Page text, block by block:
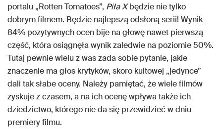
portalu „Rotten Tomatoes”, Piła Xbędzie nie tylko
dobrym filmem. Będzie najlepszą odsłoną serii! Wynik
84% pozytywnych ocen bije na głowę nawet pierwszą
część, która osiągnęła wynik zaledwie na poziomie 50%.
Tutaj pewnie wielu z was zada sobie pytanie, jakie
znaczenie ma głos krytyków, skoro kultowej „jedynce”
dali tak słabe oceny. Należy pamiętać, że wiele filmów
zyskuje z czasem, a na ich ocenę wpływa także ich
dziedzictwo, którego nie da się przewidzieć w dniu
premiery filmu.